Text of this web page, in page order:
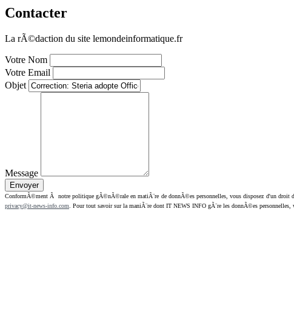
Contacter
La rÃ©daction du site lemondeinformatique.fr
Votre Nom
Votre Email
Objet
Message
ConformÃ©ment Ã notre politique gÃ©nÃ©rale en matiÃ¨re de donnÃ©es personnelles, vous disposez d'un droit
privacy@it-news-info.com . Pour tout savoir sur la maniÃ¨re dont IT NEWS INFO gÃ¨re les donnÃ©es